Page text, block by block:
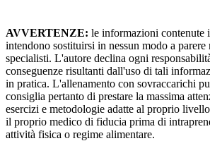
AVVERTENZE: le informazioni contenute
intendono sostituirsi in nessun modo a
specialisti. L'autore declina ogni
conseguenze risultanti dall'uso di tali
in pratica. L'allenamento con sovraccarichi
consiglia pertanto di prestare la massima
esercizi e metodologie adatte al proprio
il proprio medico di fiducia prima di
attività fisica o regime alimentare.